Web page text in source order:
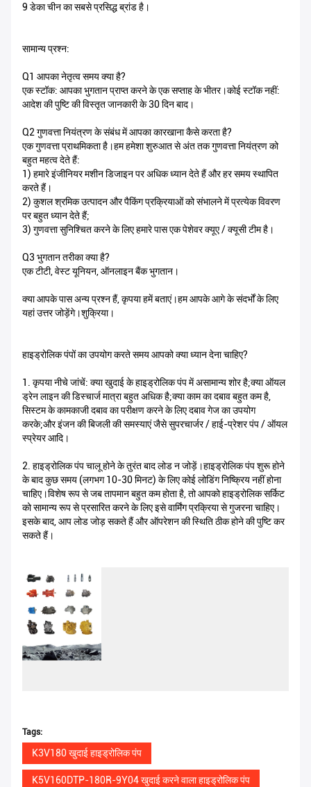
9 डेका चीन का सबसे प्रसिद्ध ब्रांड है।
सामान्य प्रश्न:
Q1 आपका नेतृत्व समय क्या है?
एक स्टॉक: आपका भुगतान प्राप्त करने के एक सप्ताह के भीतर।कोई स्टॉक नहीं:
आदेश की पुष्टि की विस्तृत जानकारी के 30 दिन बाद।
Q2 गुणवत्ता नियंत्रण के संबंध में आपका कारखाना कैसे करता है?
एक गुणवत्ता प्राथमिकता है।हम हमेशा शुरुआत से अंत तक गुणवत्ता नियंत्रण को
बहुत महत्व देते हैं:
1) हमारे इंजीनियर मशीन डिजाइन पर अधिक ध्यान देते हैं और हर समय स्थापित
करते हैं।
2) कुशल श्रमिक उत्पादन और पैकिंग प्रक्रियाओं को संभालने में प्रत्येक विवरण
पर बहुत ध्यान देते हैं;
3) गुणवत्ता सुनिश्चित करने के लिए हमारे पास एक पेशेवर क्यूए / क्यूसी टीम है।
Q3 भुगतान तरीका क्या है?
एक टीटी, वेस्ट यूनियन, ऑनलाइन बैंक भुगतान।
क्या आपके पास अन्य प्रश्न हैं, कृपया हमें बताएं।हम आपके आगे के संदर्भों के लिए
यहां उत्तर जोड़ेंगे।शुक्रिया।
हाइड्रोलिक पंपों का उपयोग करते समय आपको क्या ध्यान देना चाहिए?
1. कृपया नीचे जांचें: क्या खुदाई के हाइड्रोलिक पंप में असामान्य शोर है;क्या ऑयल
ड्रेन लाइन की डिस्चार्ज मात्रा बहुत अधिक है;क्या काम का दबाव बहुत कम है,
सिस्टम के कामकाजी दबाव का परीक्षण करने के लिए दबाव गेज का उपयोग
करके;और इंजन की बिजली की समस्याएं जैसे सुपरचार्जर / हाई-प्रेशर पंप / ऑयल
स्प्रेयर आदि।
2. हाइड्रोलिक पंप चालू होने के तुरंत बाद लोड न जोड़ें।हाइड्रोलिक पंप शुरू होने
के बाद कुछ समय (लगभग 10-30 मिनट) के लिए कोई लोडिंग निष्क्रिय नहीं होना
चाहिए।विशेष रूप से जब तापमान बहुत कम होता है, तो आपको हाइड्रोलिक सर्किट
को सामान्य रूप से प्रसारित करने के लिए इसे वार्मिंग प्रक्रिया से गुजरना चाहिए।
इसके बाद, आप लोड जोड़ सकते हैं और ऑपरेशन की स्थिति ठीक होने की पुष्टि कर
सकते हैं।
Tags:
K3V180 खुदाई हाइड्रोलिक पंप
K5V160DTP-180R-9Y04 खुदाई करने वाला हाइड्रोलिक पंप